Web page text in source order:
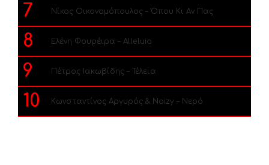
7 Νίκος Οικονομόπουλος – Όπου Κι Αν Πας
8 Ελένη Φουρέιρα – Alleluia
9 Πέτρος Ιακωβίδης – Τέλεια
10 Κωνσταντίνος Αργυρός & Noizy – Νερό